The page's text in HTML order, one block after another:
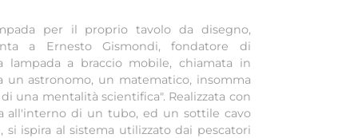
per il proprio tavolo da disegno,
a Ernesto Gismondi, fondatore di
lampada a braccio mobile, chiamata in
un astronomo, un matematico, insomma
una mentalità scientifica". Realizzata con
all'interno di un tubo, ed un sottile cavo
ispira al sistema utilizzato dai pescatori